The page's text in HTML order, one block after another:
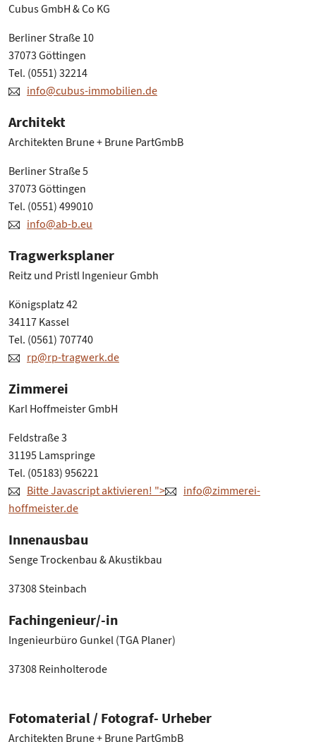
Cubus GmbH & Co KG
Berliner Straße 10
37073 Göttingen
Tel. (0551) 32214
info@cubus-immobilien.de
Architekt
Architekten Brune + Brune PartGmbB
Berliner Straße 5
37073 Göttingen
Tel. (0551) 499010
info@ab-b.eu
Tragwerksplaner
Reitz und Pristl Ingenieur Gmbh
Königsplatz 42
34117 Kassel
Tel. (0561) 707740
rp@rp-tragwerk.de
Zimmerei
Karl Hoffmeister GmbH
Feldstraße 3
31195 Lamspringe
Tel. (05183) 956221
Bitte Javascript aktivieren! ">
info@zimmerei-
hoffmeister.de
Innenausbau
Senge Trockenbau & Akustikbau
37308 Steinbach
Fachingenieur/-in
Ingenieurbüro Gunkel (TGA Planer)
37308 Reinholterode
Fotomaterial / Fotograf- Urheber
Architekten Brune + Brune PartGmbB